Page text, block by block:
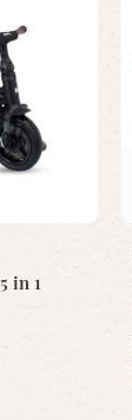
in 1